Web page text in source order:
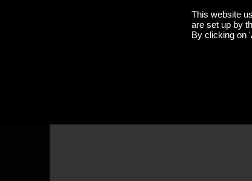
ainsi de se prémunir d'éventuels transferts
diminue l'impact sur le changement
This website
are set up by
By clicking on